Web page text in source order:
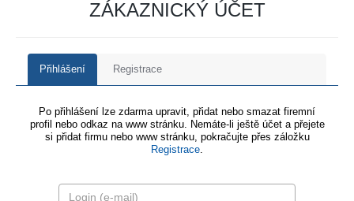
ZÁKAZNICKÝ ÚČET
Přihlášení Registrace
Po přihlášení lze zdarma upravit, přidat nebo smazat firemní
profil nebo odkaz na www stránku. Nemáte-li ještě účet a přejete
si přidat firmu nebo www stránku, pokračujte přes záložku
Registrace.